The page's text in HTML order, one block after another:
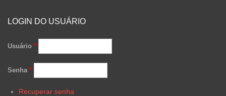
LOGIN DO USUÁRIO
Usuário *
Senha *
Recuperar senha